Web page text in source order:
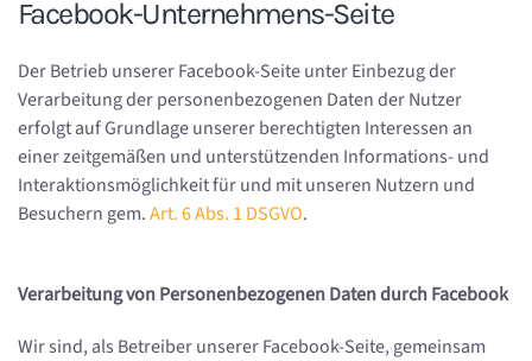
Facebook-Unternehmens-Seite
Der Betrieb unserer Facebook-Seite unter Einbezug der
Verarbeitung der personenbezogenen Daten der Nutzer
erfolgt auf Grundlage unserer berechtigten Interessen an
einer zeitgemäßen und unterstützenden Informations- und
Interaktionsmöglichkeit für und mit unseren Nutzern und
Besuchern gem.Art. 6 Abs. 1 DSGVO.
Verarbeitung von Personenbezogenen Daten durch Facebook
Wir sind, als Betreiber unserer Facebook-Seite, gemeinsam